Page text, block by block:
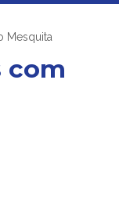
Mesquita
com